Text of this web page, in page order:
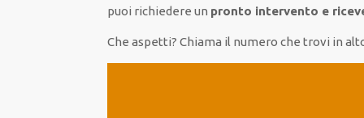
puoi richiedere un pronto intervento e
Che aspetti? Chiama il numero che trovi in